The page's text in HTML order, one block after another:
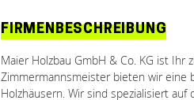
FIRMENBESCHREIBUNG
Maier Holzbau GmbH & Co. KG ist Ihr
Zimmermannsmeister bieten wir eine
Holzhäusern. Wir sind spezialisiert